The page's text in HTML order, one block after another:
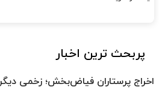
پربحث ترین اخبار
اخراج پرستاران فیاض‌بخش؛ زخمی